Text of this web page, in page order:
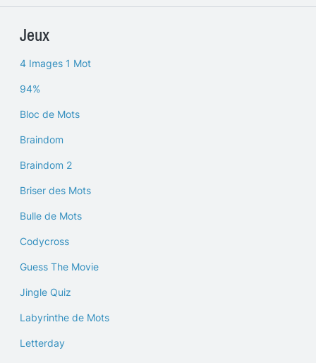
Jeux
4 Images 1 Mot
94%
Bloc de Mots
Braindom
Braindom 2
Briser des Mots
Bulle de Mots
Codycross
Guess The Movie
Jingle Quiz
Labyrinthe de Mots
Letterday